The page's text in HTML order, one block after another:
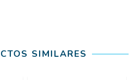
SIMILARES